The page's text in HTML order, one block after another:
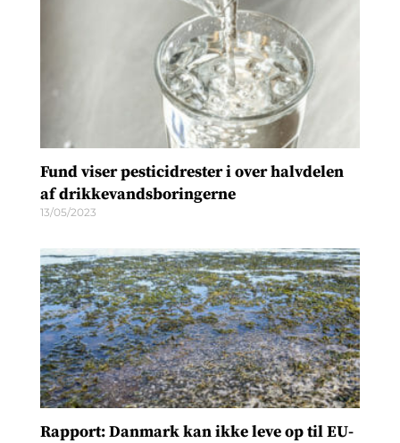
Fund viser pesticidrester i over halvdelen
af drikkevandsboringerne
13/05/2023
Rapport: Danmark kan ikke leve op til EU-